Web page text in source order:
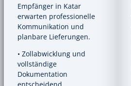
Empfänger in Katar
erwarten professionelle
Kommunikation und
planbare Lieferungen.
• Zollabwicklung und
vollständige
Dokumentation